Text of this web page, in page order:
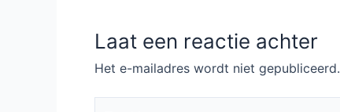
Laat een reactie achter
Het e-mailadres wordt niet gepubliceerd.